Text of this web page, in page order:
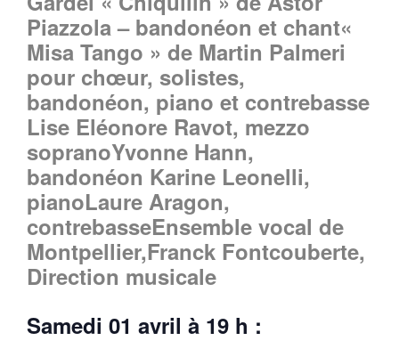
Piazzola – bandonéon et chant«
Misa Tango » de Martin Palmeri
pour chœur, solistes,
bandonéon, piano et contrebasse
Lise Eléonore Ravot, mezzo
sopranoYvonne Hann,
bandonéon Karine Leonelli,
pianoLaure Aragon,
contrebasseEnsemble vocal de
Montpellier,Franck Fontcouberte,
Direction musicale
Samedi 01 avril à 19 h :